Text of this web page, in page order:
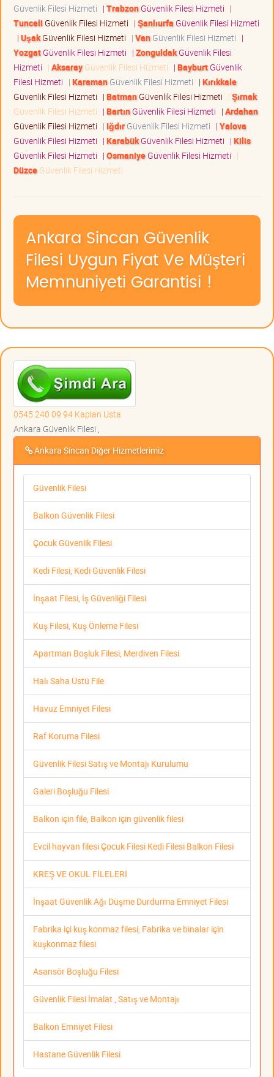
Güvenlik Filesi Hizmeti | TrabzonGüvenlik Filesi Hizmeti |
Tunceli Güvenlik Filesi Hizmeti | Şanlıurfa Güvenlik Filesi Hizmeti
| UşakGüvenlik Filesi Hizmeti | VanGüvenlik Filesi Hizmeti |
YozgatGüvenlik Filesi Hizmeti | ZonguldakGüvenlik Filesi
Hizmeti | AksarayGüvenlik Filesi Hizmeti | BayburtGüvenlik
Filesi Hizmeti | KaramanGüvenlik Filesi Hizmeti | Kırıkkale
Güvenlik Filesi Hizmeti | BatmanGüvenlik Filesi Hizmeti | Şırnak
Güvenlik Filesi Hizmeti | BartınGüvenlik Filesi Hizmeti | Ardahan
Güvenlik Filesi Hizmeti | IğdırGüvenlik Filesi Hizmeti | Yalova
Güvenlik Filesi Hizmeti | KarabükGüvenlik Filesi Hizmeti | Kilis
Güvenlik Filesi Hizmeti | OsmaniyeGüvenlik Filesi Hizmeti |
DüzceGüvenlik Filesi Hizmeti
Ankara Sincan Güvenlik
Filesi Uygun Fiyat Ve Müşteri
Memnuniyeti Garantisi !
0545 240 09 94 Kaplan Usta
Ankara Güvenlik Filesi ,
Ankara Sincan Diğer Hizmetlerimiz
Güvenlik Filesi
Balkon Güvenlik Filesi
Çocuk Güvenlik Filesi
Kedi Filesi, Kedi Güvenlik Filesi
İnşaat Filesi, İş Güvenliği Filesi
Kuş Filesi, Kuş Önleme Filesi
Apartman Boşluk Filesi, Merdiven Filesi
Halı Saha Üstü File
Havuz Emniyet Filesi
Raf Koruma Filesi
Güvenlik Filesi Satış ve Montajı Kurulumu
Galeri Boşluğu Filesi
Balkon için file, Balkon için güvenlik filesi
Evcil hayvan filesi Çocuk Filesi Kedi Filesi Balkon Filesi
KREŞ VE OKUL FİLELERİ
İnşaat Güvenlik Ağı Düşme Durdurma Emniyet Filesi
Fabrika içi kuş konmaz filesi, Fabrika ve binalar için
kuşkonmaz filesi
Asansör Boşluğu Filesi
Güvenlik Filesi İmalat , Satış ve Montajı
Balkon Emniyet Filesi
Hastane Güvenlik Filesi